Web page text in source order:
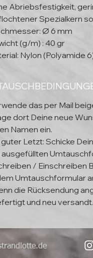
Abriebsfestigkeit,
Spezialkern
Ø 6 mm
(g/m) : 40 gr
Nylon (Polyamide
das per Mail
dort Deine neue
Namen ein.
guter Letzt: Schicke
/ Einschreiben
Umtauschformular
die Rücksendung
und neu